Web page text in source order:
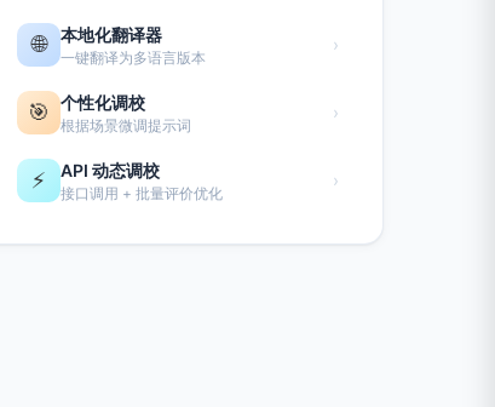
🌐 本地化翻译器
一键翻译为多语言版本
›
🎯 个性化调校
根据场景微调提示词
›
⚡ API 动态调校
接口调用 + 批量评价优化
›